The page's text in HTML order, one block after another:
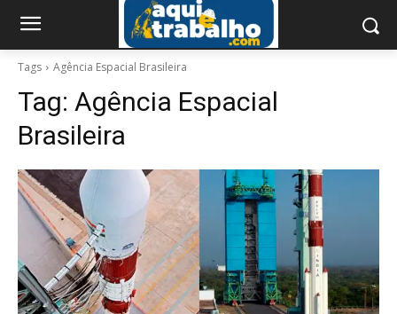
Tags Agência Espacial Brasileira
Tag: Agência Espacial
Brasileira